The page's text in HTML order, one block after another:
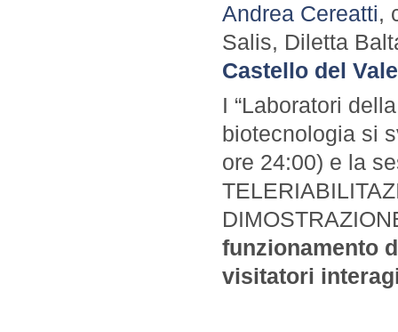
Andrea Cereatti,
Salis, Diletta
Castello del
I “Laboratori
biotecnologia si
ore 24:00) e la
funzionamento
visitatori